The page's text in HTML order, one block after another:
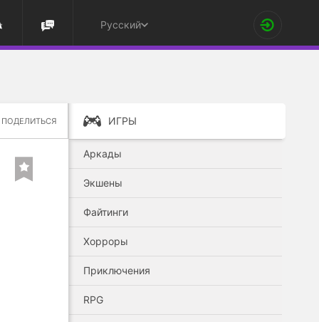
Русский
ПОДЕЛИТЬСЯ ИГРЫ
Аркады
Экшены
Файтинги
Хорроры
Приключения
RPG